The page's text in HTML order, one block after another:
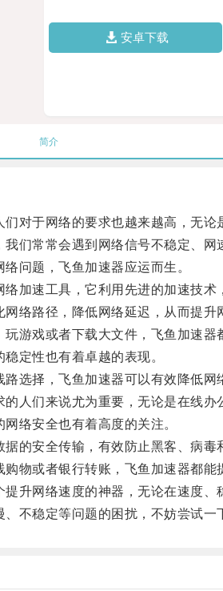
安卓下载
简介
于网络的要求也越来越高，无论
常常会遇到网络信号不稳定、网
问题，飞鱼加速器应运而生。
速工具，它利用先进的加速技术
路径，降低网络延迟，从而提升
戏或者下载大文件，飞鱼加速器
定性也有着卓越的表现。
择，飞鱼加速器可以有效降低网
们来说尤为重要，无论是在线办
络安全也有着高度的关注。
安全传输，有效防止黑客、病毒
或者银行转账，飞鱼加速器都能
网络速度的神器，无论在速度、
稳定等问题的困扰，不妨尝试一